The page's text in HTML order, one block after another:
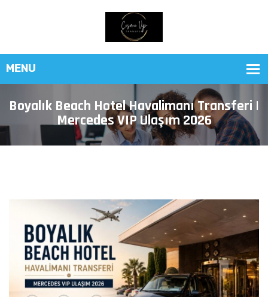
Boyalık Beach Hotel Havalimanı Transferi |
Mercedes VIP Ulaşım 2026